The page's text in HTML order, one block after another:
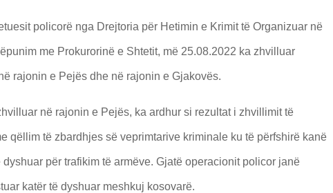
policorë nga Drejtoria për Hetimin e Krimit të Organizuar në
me Prokurorinë e Shtetit, më 25.08.2022 ka zhvilluar
rajonin e Pejës dhe në rajonin e Gjakovës.
në rajonin e Pejës, ka ardhur si rezultat i zhvillimit të
qëllim të zbardhjes së veprimtarive kriminale ku të përfshirë kanë
për trafikim të armëve. Gjatë operacionit policor janë
katër të dyshuar meshkuj kosovarë.